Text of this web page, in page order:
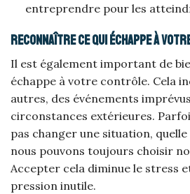
entreprendre pour les
Reconnaître ce qui échappe à
Il est également important de
échappe à votre contrôle. Cela
autres, des événements
circonstances extérieures.
pas changer une situation, quelle
nous pouvons toujours choisir
Accepter cela diminue le stress
pression inutile.